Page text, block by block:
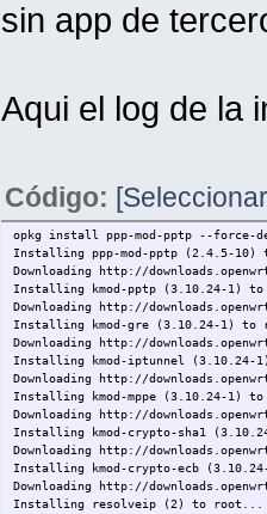
sin app de
Aqui el log de la
Código:
opkg install ppp-mod-pptp --force-
Installing ppp-mod-pptp (2.4.5-
Downloading http://
Installing kmod-pptp (3.10.24-1)
Downloading http://
Installing kmod-gre (3.10.24-1)
Downloading http://
Installing kmod-iptunnel
Downloading http://
Installing kmod-mppe (3.10.24-1)
Downloading http://
Installing kmod-crypto-sha1
Downloading http://
Installing kmod-crypto-ecb
Downloading http://
Installing resolveip (2) to root...